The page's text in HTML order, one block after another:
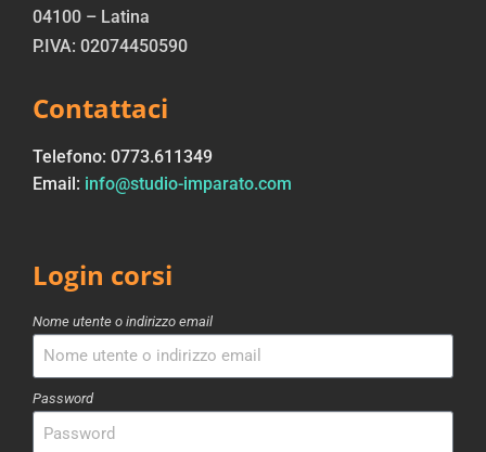
04100 – Latina
P.IVA: 02074450590
Contattaci
Telefono: 0773.611349
Email: info@studio-imparato.com
Login corsi
Nome utente o indirizzo email
Password